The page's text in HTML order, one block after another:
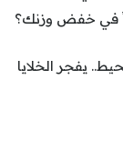
في خفض وزنك؟
يفجر الخلايا